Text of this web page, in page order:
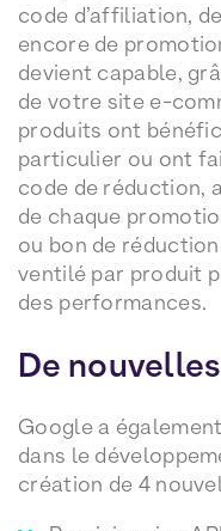
code d’affiliation,
encore de
devient capable,
de votre site e-
produits ont
particulier ou ont
code de réduction,
de chaque
ou bon de
ventilé par produit
des performances.
De
Google a
dans le
création de 4